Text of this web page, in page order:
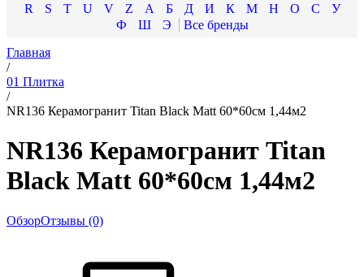
R
S T U V Z А Б Д И К М Н О С
У
Ф
Ш
Э
Главная
/
01 Плитка
/
NR136 Керамогранит Titan Black Matt 60*60см 1,44м2
NR136 Керамогранит Titan
Black Matt 60*60см 1,44м2
ОбзорОтзывы (0)